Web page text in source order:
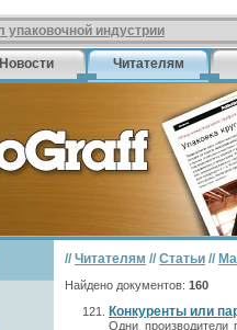
упаковочной индустрии
Новости Читателям
// Читателям // Статьи //
Найдено документов: 160
Конкуренты или
Одни производители